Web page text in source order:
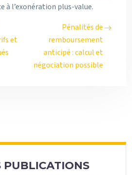
à l’exonération plus-value.
et
Pénalités de
remboursement
anticipé : calcul et
négociation possible
PUBLICATIONS